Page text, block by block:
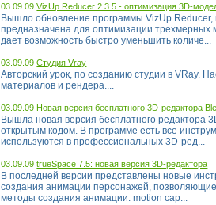
03.09.09VizUp Reducer 2.3.5 - оптимизация 3D-
Вышло обновление программы VizUp Reducer,
предназначена для оптимизации трехмерных
дает возможность быстро уменьшить количе...
03.09.09Студия Vray
Авторский урок, по созданию студии в VRay.
материалов и рендера....
03.09.09 Новая версия бесплатного 3D-редактора
Вышла новая версия бесплатного редактора
открытым кодом. В программе есть все
используются в профессиональных 3D-ред...
03.09.09trueSpace 7.5: новая версия 3D-редактора
В последней версии представлены новые
создания анимации персонажей,
методы создания анимации: motion cap...